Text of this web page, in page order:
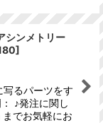
シンメトリー
]
写るパーツをす
♪発注に関し
でお気軽にお